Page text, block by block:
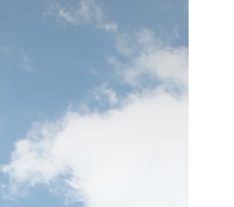
ット）